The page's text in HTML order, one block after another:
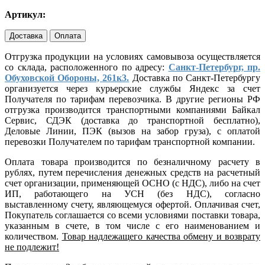
Артикул:
Доставка Оплата
Отгрузка продукции на условиях самовывоза осуществляется
со склада, расположенного по адресу: Санкт-Петербург, пр.
Обуховской Обороны, 261к3. Доставка по Санкт-Петербургу
организуется через курьерские службы Яндекс за счет
Получателя по тарифам перевозчика. В другие регионы РФ
отгрузка производится транспортными компаниями Байкал
Сервис, СДЭК (доставка до транспортной бесплатно),
Деловые Линии, ПЭК (вызов на забор груза), с оплатой
перевозки Получателем по тарифам транспортной компании.
Оплата товара производится по безналичному расчету в
рублях, путем перечисления денежных средств на расчетный
счет организации, применяющей ОСНО (с НДС), либо на счет
ИП, работающего на УСН (без НДС), согласно
выставленному счету, являющемуся офертой. Оплачивая счет,
Покупатель соглашается со всеми условиями поставки товара,
указанным в счете, в том числе с его наименованием и
количеством. Товар надлежащего качества обмену и возврату
не подлежит!